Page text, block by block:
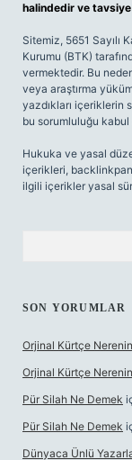
halindedir ve
Sitemiz, 5651 Sayılı
Kurumu (BTK)
vermektedir. Bu
veya araştırma
yazdıkları içeriklerin
bu sorumluluğu kabul
Hukuka ve yasal
içerikleri,
ilgili içerikler yasal
SON YORUMLAR
Orjinal Kürtçe
Orjinal Kürtçe
Pür Silah Ne Demek
Pür Silah Ne Demek
Dünyaca Ünlü